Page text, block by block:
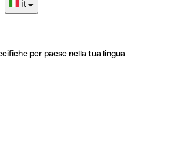
it
per paese nella tua lingua